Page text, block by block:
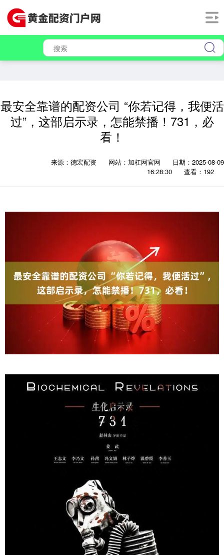
最安全靠谱的配资公司 “你若记得，我便活
过”，这部启示录，怎能禁播！731，必
看！
来源：德宏配资 网站：加杠网官网
日期：2025-08-09
16:28:30
查看：192